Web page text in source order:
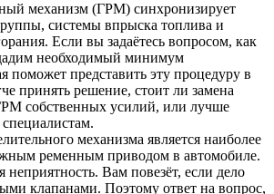
механизм (ГРМ) синхронизирует
системы впрыска топлива и
Если вы задаётесь вопросом, как
необходимый минимум
поможет представить эту процедуру в
принять решение, стоит ли замена
собственных усилий, или лучше
специалистам.
механизма является наиболее
ременным приводом в автомобиле.
Вам повезёт, если дело
клапанами. Поэтому ответ на вопрос,